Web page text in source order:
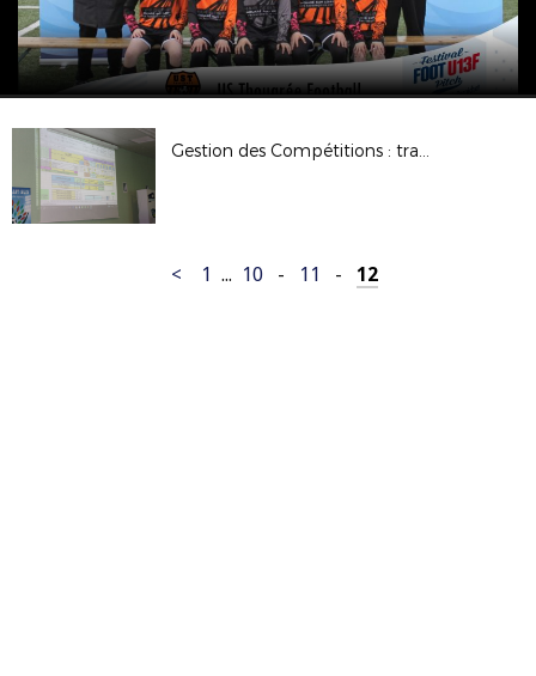
Gestion des Compétitions : travaux de la commission
< 1 ... 10 - 11 - 12